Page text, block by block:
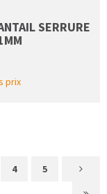
SERRURE
prix
4 5